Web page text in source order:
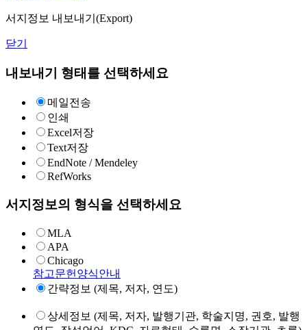
서지정보 내보내기(Export)
닫기
내보내기 형태를 선택하세요
메일전송
인쇄
Excel저장
Text저장
EndNote / Mendeley
RefWorks
서지정보의 형식을 선택하세요
MLA
APA
Chicago
참고문헌양식안내
간략정보 (제목, 저자, 연도)
상세정보 (제목, 저자, 발행기관, 학술지명, 권호, 발행